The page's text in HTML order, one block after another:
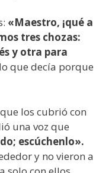
«Maestro, ¡qué a
tres chozas:
y otra para
que decía porque
los cubrió con
una voz que
escúchenlo».
y no vieron a